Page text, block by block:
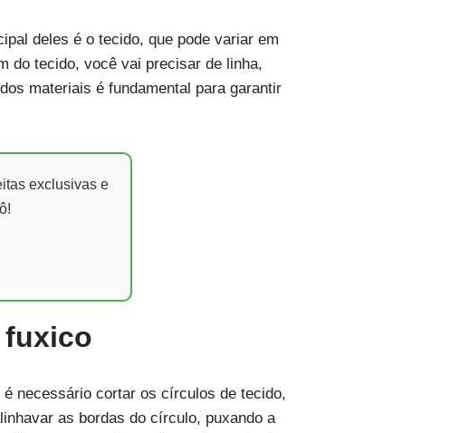
deles é o tecido, que pode variar em
do tecido, você vai precisar de linha,
materiais é fundamental para garantir
exclusivas e
fuxico
necessário cortar os círculos de tecido,
as bordas do círculo, puxando a